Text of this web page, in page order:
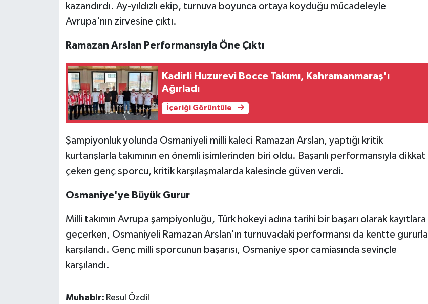
kazandırdı. Ay-yıldızlı ekip, turnuva boyunca ortaya koyduğu mücadeleyle
Avrupa'nın zirvesine çıktı.
Ramazan Arslan Performansıyla Öne Çıktı
Kadirli Huzurevi Bocce Takımı, Kahramanmaraş'ı
Ağırladı
İçeriği Görüntüle
Şampiyonluk yolunda Osmaniyeli milli kaleci Ramazan Arslan, yaptığı kritik
kurtarışlarla takımının en önemli isimlerinden biri oldu. Başarılı performansıyla dikkat
çeken genç sporcu, kritik karşılaşmalarda kalesinde güven verdi.
Osmaniye'ye Büyük Gurur
Milli takımın Avrupa şampiyonluğu, Türk hokeyi adına tarihi bir başarı olarak kayıtlara
geçerken, Osmaniyeli Ramazan Arslan'ın turnuvadaki performansı da kentte gururla
karşılandı. Genç milli sporcunun başarısı, Osmaniye spor camiasında sevinçle
karşılandı.
Muhabir: Resul Özdil